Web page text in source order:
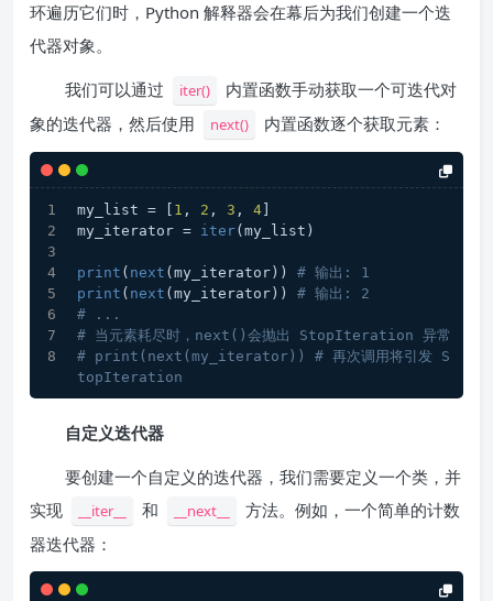
环遍历它们时，Python 解释器会在幕后为我们创建一个迭
代器对象。
我们可以通过
iter()
内置函数手动获取一个可迭代对
象的迭代器，然后使用
next() 内置函数逐个获取元素：
my_list = [ 1 , 2 , 3 , 4
my_iterator = iter(my_list)
print ( next (my_iterator)) # 输出: 1
print ( next (my_iterator)) # 输出: 2
# ...
# 当元素耗尽时，next()会抛出 StopIteration 异常
# print(next(my_iterator)) # 再次调用将引发 S
topIteration
自定义迭代器
要创建一个自定义的迭代器，我们需要定义一个类，并
实现
__iter__ 和 __next__
方法。例如，一个简单的计数
器迭代器：